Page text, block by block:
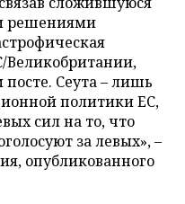
решениями
Великобритании,
Сеута – лишь
политики ЕС,
сил на то, что
за левых», –
опубликованного